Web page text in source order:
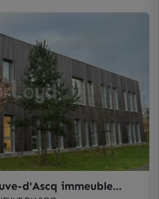
d'Ascq immeuble